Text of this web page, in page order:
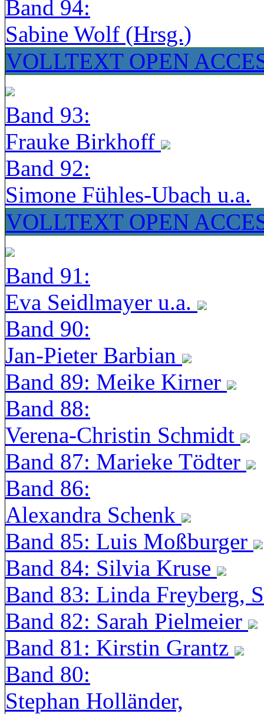
Band 94:
Sabine Wolf (Hrsg.)
VOLLTEXT OPEN
Band 93:
Frauke Birkhoff
Band 92:
Simone Fühles-Ubach u.a.
VOLLTEXT OPEN
Band 91:
Eva Seidlmayer u.a.
Band 90:
Jan-Pieter Barbian
Band 89: Meike Kirner
Band 88:
Verena-Christin Schmidt
Band 87: Marieke Tödter
Band 86:
Alexandra Schenk
Band 85: Luis Moßburger
Band 84: Silvia Kruse
Band 83: Linda Freyberg,
Band 82: Sarah Pielmeier
Band 81: Kirstin Grantz
Band 80:
Stephan Holländer,